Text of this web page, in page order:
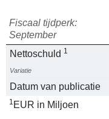
Fiscaal tijdperk:
September
Nettoschuld 1
Variatie
Datum van publicatie
1 EUR in Miljoen